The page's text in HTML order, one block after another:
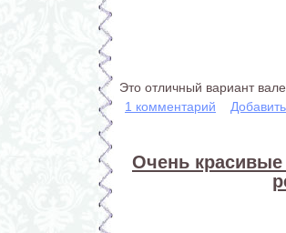
Это отличный вариант
1 комментарий
Очень красивые